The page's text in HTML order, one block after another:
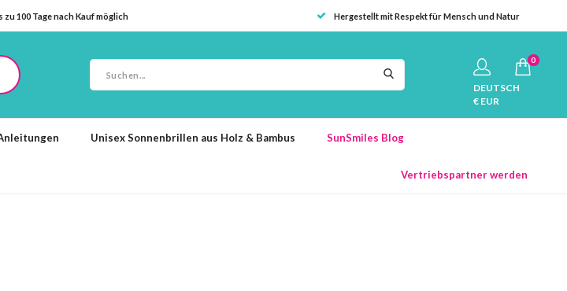
zu 100 Tage nach Kauf möglich Hergestellt mit Respekt für Mensch und Natur
0
DEUTSCH
€ EUR
Unisex Sonnenbrillen aus Holz & Bambus SunSmiles Blog
Vertriebspartner werden